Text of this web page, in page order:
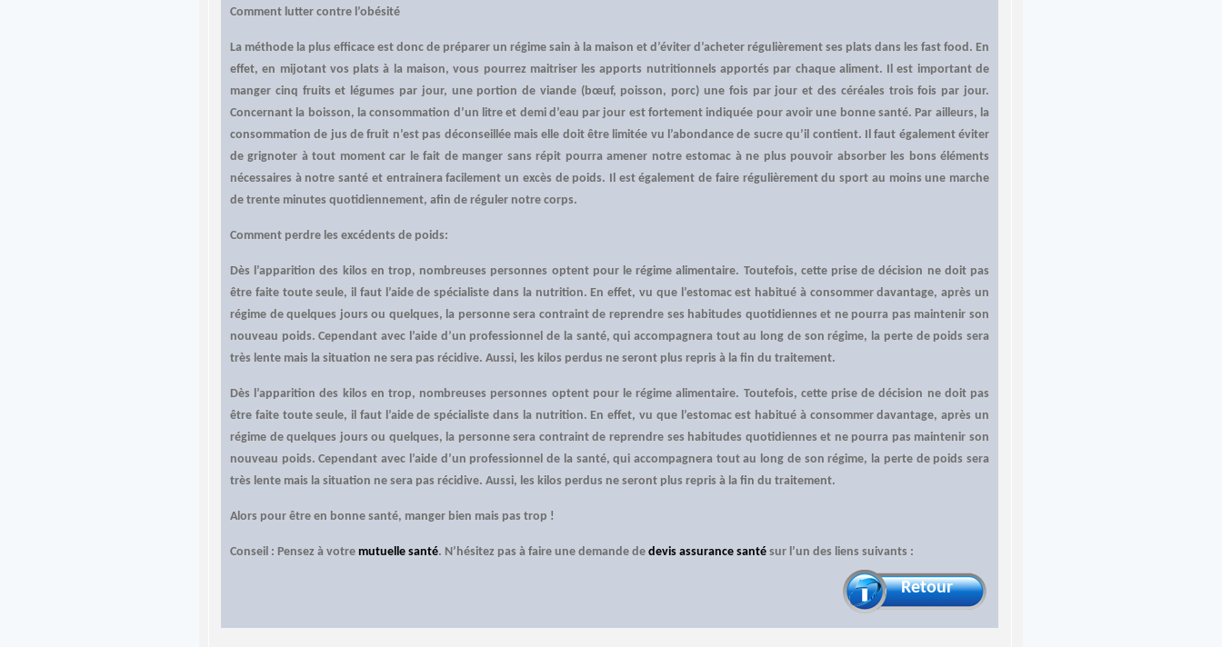
Comment lutter contre l’obésité
La méthode la plus efficace est donc de préparer un régime sain à la maison et d’éviter d’acheter régulièrement ses plats dans les fast food. En
effet, en mijotant vos plats à la maison, vous pourrez maitriser les apports nutritionnels apportés par chaque aliment. Il est important de
manger cinq fruits et légumes par jour, une portion de viande (bœuf, poisson, porc) une fois par jour et des céréales trois fois par jour.
Concernant la boisson, la consommation d’un litre et demi d’eau par jour est fortement indiquée pour avoir une bonne santé. Par ailleurs, la
consommation de jus de fruit n’est pas déconseillée mais elle doit être limitée vu l’abondance de sucre qu’il contient. Il faut également éviter
de grignoter à tout moment car le fait de manger sans répit pourra amener notre estomac à ne plus pouvoir absorber les bons éléments
nécessaires à notre santé et entrainera facilement un excès de poids. Il est également de faire régulièrement du sport au moins une marche
de trente minutes quotidiennement, afin de réguler notre corps.
Comment perdre les excédents de poids:
Dès l’apparition des kilos en trop, nombreuses personnes optent pour le régime alimentaire. Toutefois, cette prise de décision ne doit pas
être faite toute seule, il faut l’aide de spécialiste dans la nutrition. En effet, vu que l’estomac est habitué à consommer davantage, après un
régime de quelques jours ou quelques, la personne sera contraint de reprendre ses habitudes quotidiennes et ne pourra pas maintenir son
nouveau poids. Cependant avec l’aide d’un professionnel de la santé, qui accompagnera tout au long de son régime, la perte de poids sera
très lente mais la situation ne sera pas récidive. Aussi, les kilos perdus ne seront plus repris à la fin du traitement.
Dès l’apparition des kilos en trop, nombreuses personnes optent pour le régime alimentaire. Toutefois, cette prise de décision ne doit pas
être faite toute seule, il faut l’aide de spécialiste dans la nutrition. En effet, vu que l’estomac est habitué à consommer davantage, après un
régime de quelques jours ou quelques, la personne sera contraint de reprendre ses habitudes quotidiennes et ne pourra pas maintenir son
nouveau poids. Cependant avec l’aide d’un professionnel de la santé, qui accompagnera tout au long de son régime, la perte de poids sera
très lente mais la situation ne sera pas récidive. Aussi, les kilos perdus ne seront plus repris à la fin du traitement.
Alors pour être en bonne santé, manger bien mais pas trop !
Conseil : Pensez à votre mutuelle santé. N’hésitez pas à faire une demande de devis assurance santé sur l’un des liens suivants :
Retour